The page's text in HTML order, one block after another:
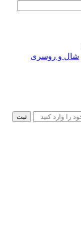
شال و روسری
ثبت